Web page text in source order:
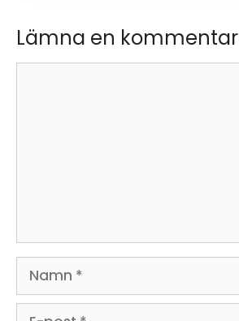
Lämna en kommentar